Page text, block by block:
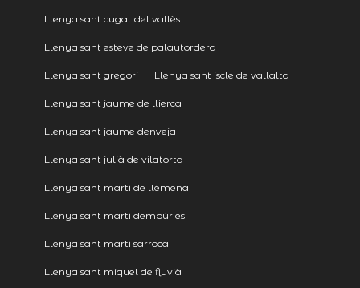
Llenya sant cugat del vallès
Llenya sant esteve de palautordera
Llenya sant gregori Llenya sant iscle de vallalta
Llenya sant jaume de llierca
Llenya sant jaume denveja
Llenya sant julià de vilatorta
Llenya sant martí de llémena
Llenya sant martí dempúries
Llenya sant martí sarroca
Llenya sant miquel de fluvià